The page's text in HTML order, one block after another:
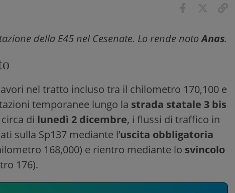
della E45 nel Cesenate. Lo rende notoAnas.
nel tratto incluso tra il chilometro 170,100 e
temporanee lungo la strada statale 3 bis
di lunedì 2 dicembre, i flussi di traffico in
sulla Sp137 mediante l’uscita obbligatoria
168,000) e rientro mediante lo svincolo
176).